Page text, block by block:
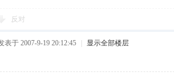
反对
表于 2007-9-19 20:12:45 显示全部楼层